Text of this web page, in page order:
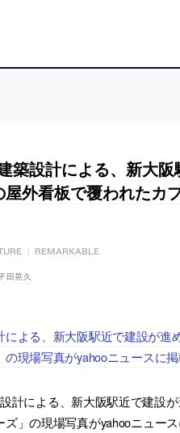
築設計による、新大
外看板で覆われたカ
REMARKABLE
田晃久
による、新大阪駅近で建設が
現場写真がyahooニュースに
計による、新大阪駅近で建設
」の現場写真がyahooニュース